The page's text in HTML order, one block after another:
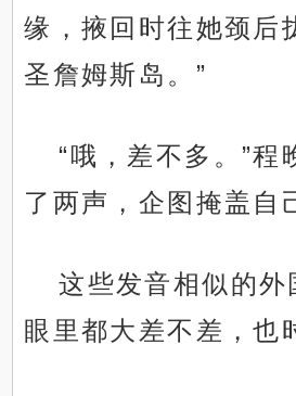
缘，掖回时往她颈后
圣詹姆斯岛。”
“哦，差不多。”程
了两声，企图掩盖自
这些发音相似的外
眼里都大差不差，也